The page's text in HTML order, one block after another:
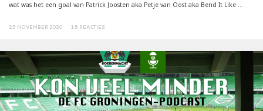
wat was het een goal van Patrick Joosten aka Petje van Oost aka Bend It Like ...
25 NOVEMBER 2020 18 REACTIES